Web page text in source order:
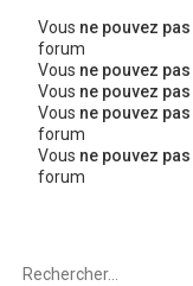
Vous ne pouvez pas
forum
Vous ne pouvez pas
Vous ne pouvez pas
Vous ne pouvez pas
forum
Vous ne pouvez pas
forum